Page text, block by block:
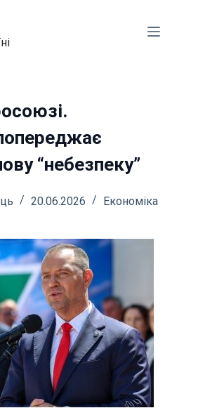
“небезпеку”
20.06.2026 Економіка